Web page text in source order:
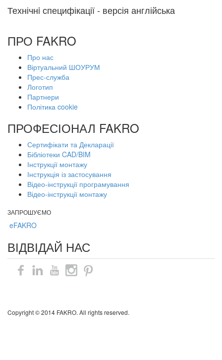
Технічнi специфікації - версія англійська
ПРО FAKRO
Про нас
Віртуальний ШОУРУМ
Прес-служба
Логотип
Партнери
Політика cookie
ПРОФЕСІОНАЛ FAKRO
Сертифікати та Декларації
Бібліотеки CAD/BIM
Інструкції монтажу
Інструкція із застосування
Відео-інструкції програмування
Відео-інструкції монтажу
ЗАПРОШУЄМО
eFAKRO
ВІДВІДАЙ НАС
Copyright © 2014 FAKRO. All rights reserved.